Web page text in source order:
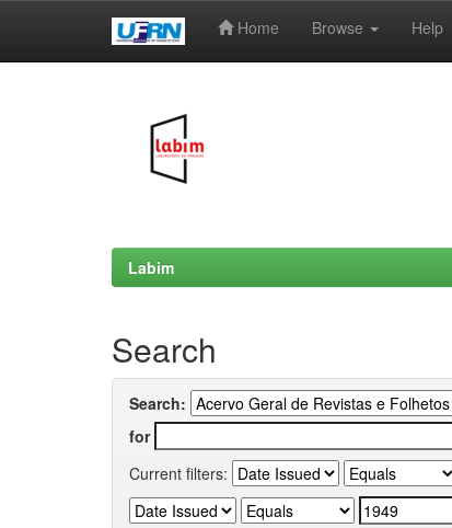
Home Browse Help
Labim
Search
Search:
for
Current filters: